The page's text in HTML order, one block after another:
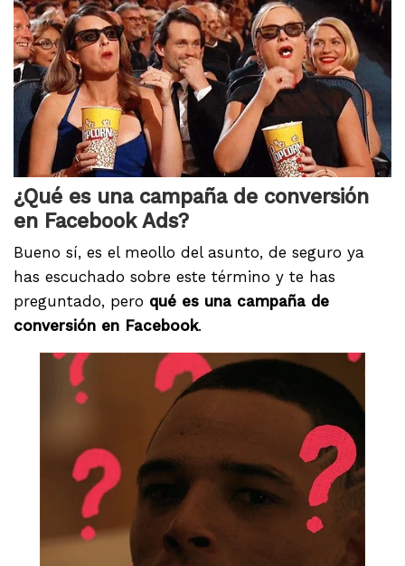
¿Qué es una campaña de conversión
en Facebook Ads?
Bueno sí, es el meollo del asunto, de seguro ya
has escuchado sobre este término y te has
preguntado, pero qué es una campaña de
conversión en Facebook.